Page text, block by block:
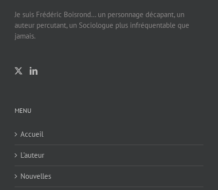
Je suis Frédéric Boisrond… un personnage décapant, un
auteur percutant, un Sociologue plus infréquentable que
jamais.
MENU
Accueil
L’auteur
Nouvelles